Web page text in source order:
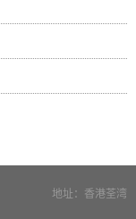
地址：香港荃湾